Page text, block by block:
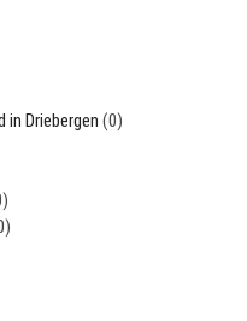
in Driebergen (0)